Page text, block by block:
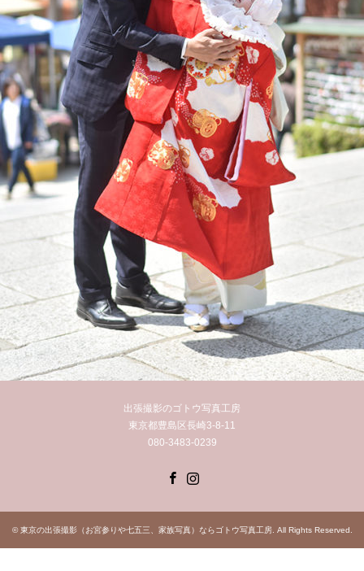
出張撮影のゴトウ写真工房
東京都豊島区長崎3-8-11
080-3483-0239
©東京の出張撮影（お宮参りや七五三、家族写真）ならゴトウ写真工房. All Rights Reserved.